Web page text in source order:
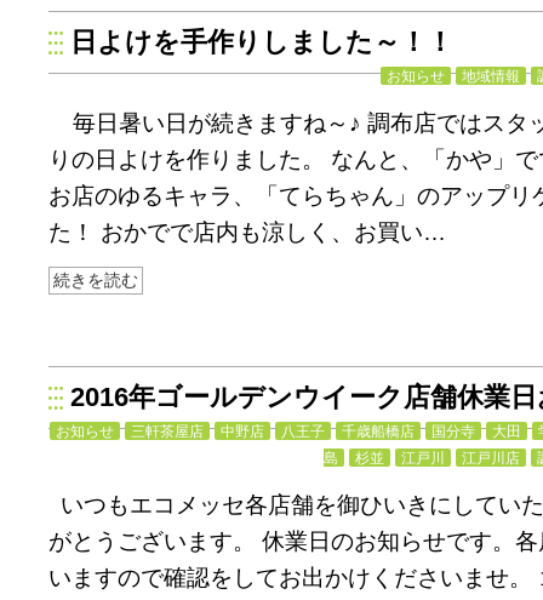
日よけを手作りしました～！！
お知らせ 地域情報
毎日暑い日が続きますね～♪ 調布店ではスタ
りの日よけを作りました。 なんと、「かや」
お店のゆるキャラ、「てらちゃん」のアップリ
た！ おかでで店内も涼しく、お買い…
続きを読む
2016年ゴールデンウイーク店舗休業
お知らせ 三軒茶屋店 中野店 八王子 千歳船橋店 国分寺 大田
島
杉並 江戸川 江戸川店
いつもエコメッセ各店舗を御ひいきにしてい
がとうございます。 休業日のお知らせです。
いますので確認をしてお出かけくださいませ。